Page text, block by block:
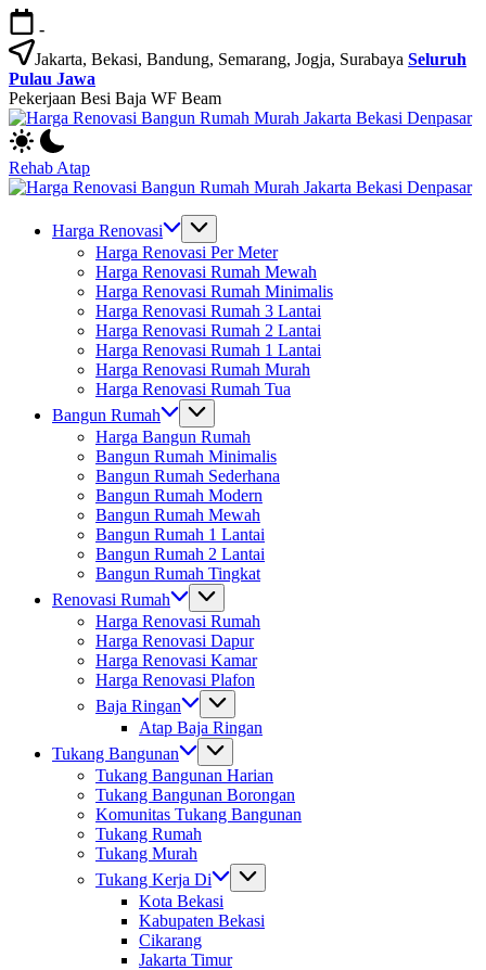
Skip
to
content
-
Jakarta, Bekasi, Bandung, Semarang, Jogja, Surabaya Seluruh
Pulau Jawa
Pekerjaan Besi Baja WF Beam
Jasa
Bangun
Rumah
dan
Rumah
Rehab Atap
Bangun
Rumah
Harga Renovasi
Harga Renovasi Per Meter
Harga Renovasi Rumah Mewah
Harga Renovasi Rumah Minimalis
Harga Renovasi Rumah 3 Lantai
Harga Renovasi Rumah 2 Lantai
Harga Renovasi Rumah 1 Lantai
Harga Renovasi Rumah Murah
Harga Renovasi Rumah Tua
Bangun Rumah
Harga Bangun Rumah
Bangun Rumah Minimalis
Bangun Rumah Sederhana
Bangun Rumah Modern
Bangun Rumah Mewah
Bangun Rumah 1 Lantai
Bangun Rumah 2 Lantai
Bangun Rumah Tingkat
Renovasi Rumah
Harga Renovasi Rumah
Harga Renovasi Dapur
Harga Renovasi Kamar
Harga Renovasi Plafon
Baja Ringan
Atap Baja Ringan
Tukang Bangunan
Tukang Bangunan Harian
Tukang Bangunan Borongan
Komunitas Tukang Bangunan
Tukang Rumah
Tukang Murah
Tukang Kerja Di
Kota Bekasi
Kabupaten Bekasi
Cikarang
Jakarta Timur